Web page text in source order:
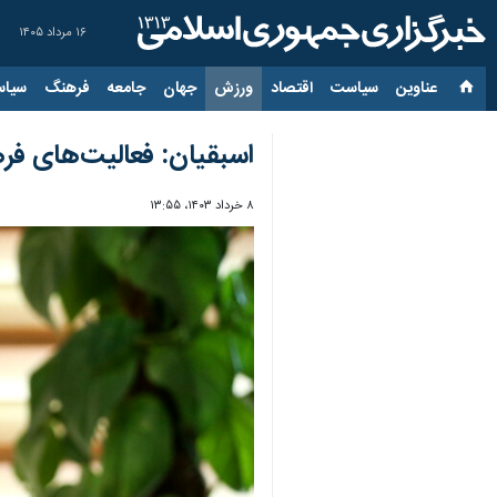
۱۶ مرداد ۱۴۰۵
عناوین‌ سیاست اقتصاد ورزش جهان جامعه فرهنگ
اسبقیان: فعالیت‌های
۸ خرداد ۱۴۰۳، ۱۳:۵۵